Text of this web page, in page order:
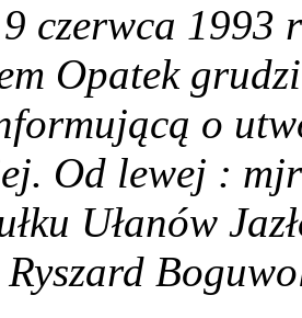
czerwca 1993
Opatek
o
Od lewej :
Ułanów
Ryszard